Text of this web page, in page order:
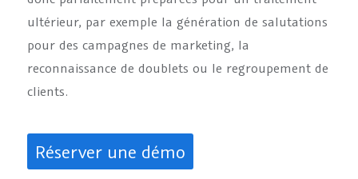
ultérieur, par exemple la génération de salutations
pour des campagnes de marketing, la
reconnaissance de doublets ou le regroupement de
clients.
Réserver une démo